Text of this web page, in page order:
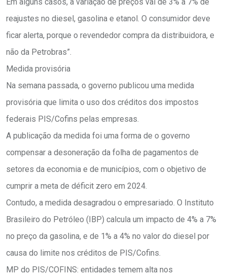
reajustes no diesel, gasolina e etanol. O consumidor deve
ficar alerta, porque o revendedor compra da distribuidora, e
não da Petrobras”.
Medida provisória
Na semana passada, o governo publicou uma medida
provisória que limita o uso dos créditos dos impostos
federais PIS/Cofins pelas empresas.
A publicação da medida foi uma forma de o governo
compensar a desoneração da folha de pagamentos de
setores da economia e de municípios, com o objetivo de
cumprir a meta de déficit zero em 2024.
Contudo, a medida desagradou o empresariado. O Instituto
Brasileiro do Petróleo (IBP) calcula um impacto de 4% a 7%
no preço da gasolina, e de 1% a 4% no valor do diesel por
causa do limite nos créditos de PIS/Cofins.
MP do PIS/COFINS: entidades temem alta nos